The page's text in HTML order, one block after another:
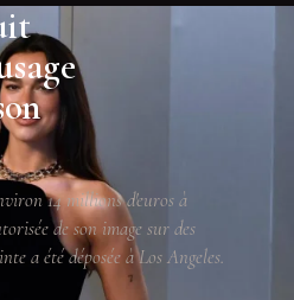
14 millions d'euros à
de son image sur des
a été déposée à Los Angeles.